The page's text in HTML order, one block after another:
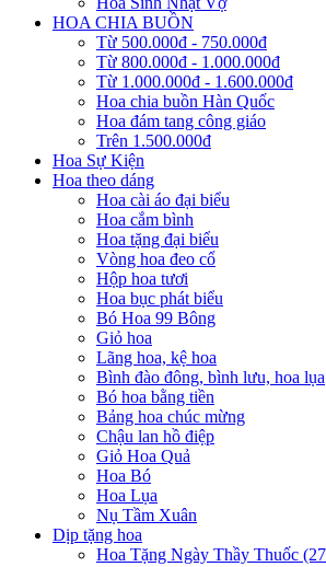
HOA CHIA BUỒN
Từ 500.000đ - 750.000đ
Từ 800.000đ - 1.000.000đ
Từ 1.000.000đ - 1.600.000đ
Hoa chia buồn Hàn Quốc
Hoa đám tang công giáo
Trên 1.500.000đ
Hoa Sự Kiện
Hoa theo dáng
Hoa cài áo đại biểu
Hoa cắm bình
Hoa tặng đại biểu
Vòng hoa đeo cổ
Hộp hoa tươi
Hoa bục phát biểu
Bó Hoa 99 Bông
Giỏ hoa
Lãng hoa, kệ hoa
Bình đào đông, bình lưu, hoa lụa
Bó hoa bằng tiền
Bảng hoa chúc mừng
Chậu lan hồ điệp
Giỏ Hoa Quả
Hoa Bó
Hoa Lụa
Nụ Tầm Xuân
Dịp tặng hoa
Hoa Tặng Ngày Thầy Thuốc